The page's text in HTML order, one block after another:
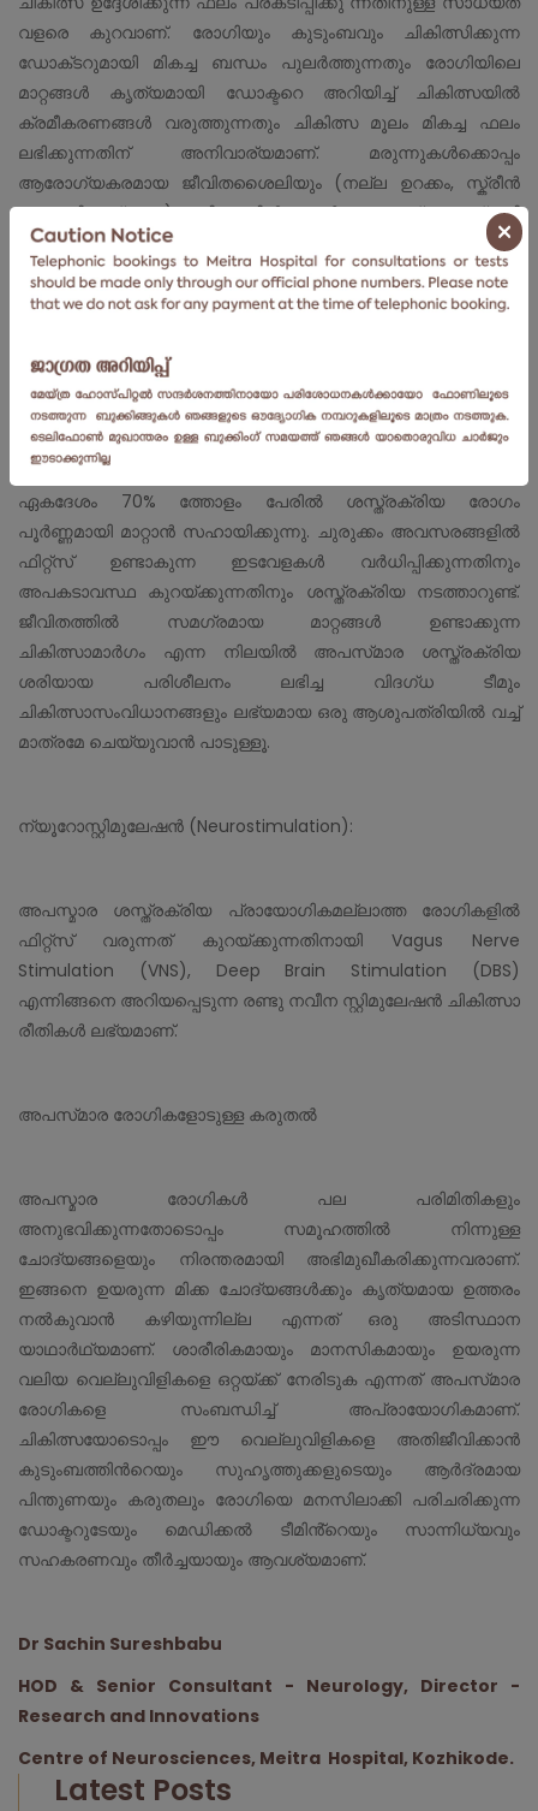
വളരെ കുറവാണ്. രോഗിയും കുടുംബവും ചികിത്സിക്കുന്ന
ഡോക്‌ടറുമായി മികച്ച ബന്ധം പുലർത്തുന്നതും രോഗിയിലെ
മാറ്റങ്ങൾ കൃത്യമായി ഡോക്ടറെ അറിയിച്ച് ചികിത്സയിൽ
ക്രമീകരണങ്ങൾ വരുത്തുന്നതും ചികിത്സ മൂലം മികച്ച ഫലം
ലഭിക്കുന്നതിന് അനിവാര്യമാണ്. മരുന്നുകൾക്കൊപ്പം
ആരോഗ്യകരമായ ജീവിതശൈലിയും (നല്ല ഉറക്കം, സ്ക്രീൻ
ടൈം നിയന്ത്രണം) മസ്തിഷ്കത്തിൽ സമ്മർദ്ധം കുറയ്ക്കുന്നത് വഴി
ഫിറ്റ്സ് വരുന്ന ഇടവേളകൾ വർധിപ്പിക്കുന്നതിന് സഹായിക്കും.
മരുന്ന് ചികിത്സകൾ ഒട്ടും ഫലപ്രദമാവാത്ത രോഗികളിൽ
മാത്രമായി അപസ്‌മാര ശസ്ത്രക്രിയ പരിമിതപ്പെടുത്തിയിട്ടുണ്ട്.
മരുന്ന് ചികിത്സ കൊണ്ട് പ്രയോജനം ലഭിക്കാത്ത രോഗികളിൽ
ഏകദേശം 70% ത്തോളം പേരിൽ ശസ്ത്രക്രിയ രോഗം
പൂർണ്ണമായി മാറ്റാൻ സഹായിക്കുന്നു. ചുരുക്കം അവസരങ്ങളിൽ
ഫിറ്റ്സ് ഉണ്ടാകുന്ന ഇടവേളകൾ വർധിപ്പിക്കുന്നതിനും
അപകടാവസ്ഥ കുറയ്ക്കുന്നതിനും ശസ്ത്രക്രിയ നടത്താറുണ്ട്.
ജീവിതത്തിൽ സമഗ്രമായ മാറ്റങ്ങൾ ഉണ്ടാക്കുന്ന
ചികിത്സാമാർഗം എന്ന നിലയിൽ അപസ്‌മാര ശസ്ത്രക്രിയ
ശരിയായ പരിശീലനം ലഭിച്ച വിദഗ്‌ധ ടീമും
ചികിത്സാസംവിധാനങ്ങളും ലഭ്യമായ ഒരു ആശുപത്രിയിൽ വച്ച്
മാത്രമേ ചെയ്യുവാൻ പാടുള്ളൂ.
ന്യൂറോസ്റ്റിമുലേഷൻ (Neurostimulation):
അപസ്മാര ശസ്ത്രക്രിയ പ്രായോഗികമല്ലാത്ത രോഗികളിൽ
ഫിറ്റ്സ് വരുന്നത് കുറയ്ക്കുന്നതിനായി Vagus Nerve
Stimulation (VNS), Deep Brain Stimulation (DBS)
എന്നിങ്ങനെ അറിയപ്പെടുന്ന രണ്ടു നവീന സ്റ്റിമുലേഷൻ ചികിത്സാ
രീതികൾ ലഭ്യമാണ്.
അപസ്‌മാര രോഗികളോടുള്ള കരുതൽ
അപസ്മാര രോഗികൾ പല പരിമിതികളും
അനുഭവിക്കുന്നതോടൊപ്പം സമൂഹത്തിൽ നിന്നുള്ള
ചോദ്യങ്ങളെയും നിരന്തരമായി അഭിമുഖീകരിക്കുന്നവരാണ്.
ഇങ്ങനെ ഉയരുന്ന മിക്ക ചോദ്യങ്ങൾക്കും കൃത്യമായ ഉത്തരം
നൽകുവാൻ കഴിയുന്നില്ല എന്നത് ഒരു അടിസ്ഥാന
യാഥാർഥ്യമാണ്. ശാരീരികമായും മാനസികമായും ഉയരുന്ന
വലിയ വെല്ലുവിളികളെ ഒറ്റയ്ക്ക് നേരിടുക എന്നത്‌ അപസ്‌മാര
രോഗികളെ സംബന്ധിച്ച് അപ്രായോഗികമാണ്.
ചികിത്സയോടൊപ്പം ഈ വെല്ലുവിളികളെ അതിജീവിക്കാൻ
കുടുംബത്തിൻറെയും സുഹൃത്തുക്കളുടെയും ആർദ്രമായ
പിന്തുണയും കരുതലും രോഗിയെ മനസിലാക്കി പരിചരിക്കുന്ന
ഡോക്ടറുടേയും മെഡിക്കൽ ടീമിൻ്റെയും സാന്നിധ്യവും
സഹകരണവും തീർച്ചയായും ആവശ്യമാണ്.
Dr Sachin Sureshbabu
HOD & Senior Consultant - Neurology, Director -
Research and Innovations
Centre of Neurosciences, Meitra Hospital, Kozhikode.
Latest Posts
×